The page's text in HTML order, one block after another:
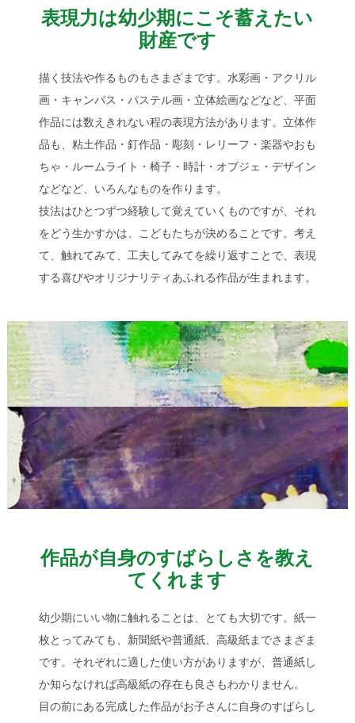
表現力は幼少期にこそ蓄えたい
財産です
描く技法や作るものもさまざまです。水彩画・アクリル
画・キャンバス・パステル画・立体絵画などなど、平面
作品には数えきれない程の表現方法があります。立体作
品も、粘土作品・釘作品・彫刻・レリーフ・楽器やおも
ちゃ・ルームライト・椅子・時計・オブジェ・デザイン
などなど、いろんなものを作ります。
技法はひとつずつ経験して覚えていくものですが、それ
をどう生かすかは、こどもたちが決めることです。考え
て、触れてみて、工夫してみてを繰り返すことで、表現
する喜びやオリジナリティあふれる作品が生まれます。
作品が自身のすばらしさを教え
てくれます
幼少期にいい物に触れることは、とても大切です。紙一
枚とってみても、新聞紙や普通紙、高級紙までさまざま
です。それぞれに適した使い方がありますが、普通紙し
か知らなければ高級紙の存在も良さもわかりません。
目の前にある完成した作品がお子さんに自身のすばらし